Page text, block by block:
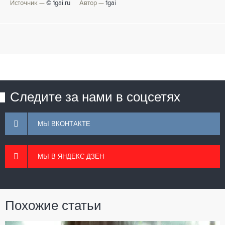
Источник — © 1gai.ru Автор — 1gai
Следите за нами в соцсетях
МЫ ВКОНТАКТЕ
МЫ В ЯНДЕКС ДЗЕН
Похожие статьи